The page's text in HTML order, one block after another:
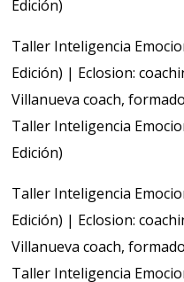
Edición)
Taller Inteligencia
Edición) | Eclosion:
Villanueva coach,
Taller Inteligencia
Edición)
Taller Inteligencia
Edición) | Eclosion:
Villanueva coach,
Taller Inteligencia